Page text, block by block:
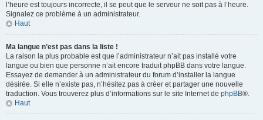
l’heure est toujours incorrecte, il se peut que le serveur ne soit pas à l’heure.
Signalez ce problème à un administrateur.
Haut
Ma langue n’est pas dans la liste !
La raison la plus probable est que l’administrateur n’ait pas installé votre
langue ou bien que personne n’ait encore traduit phpBB dans votre langue.
Essayez de demander à un administrateur du forum d’installer la langue
désirée. Si elle n’existe pas, n’hésitez pas à créer et partager une nouvelle
traduction. Vous trouverez plus d’informations sur le site Internet de phpBB®.
Haut